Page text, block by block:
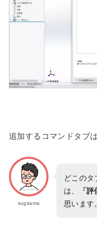
追加するコマンドタブ
sugitama
どこのタ
は、
「
思います